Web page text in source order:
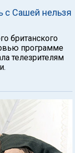
с Сашей нельзя
британского
программе
телезрителям